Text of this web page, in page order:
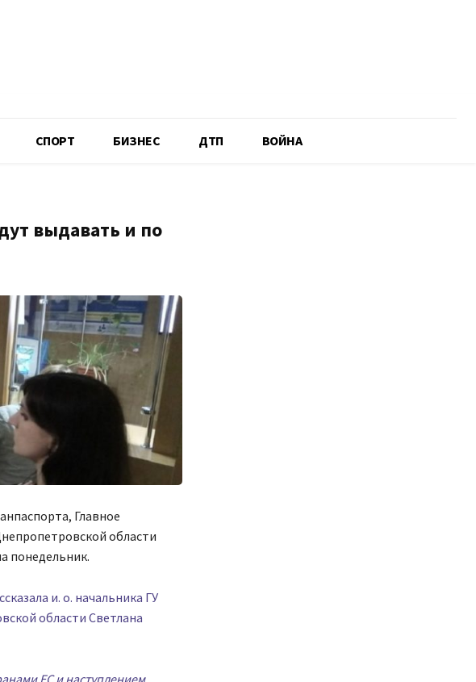
СПОРТ БИЗНЕС ДТП ВОЙНА
выдавать и по
Главное
области
понедельник.
и. о. начальника ГУ
области Светлана